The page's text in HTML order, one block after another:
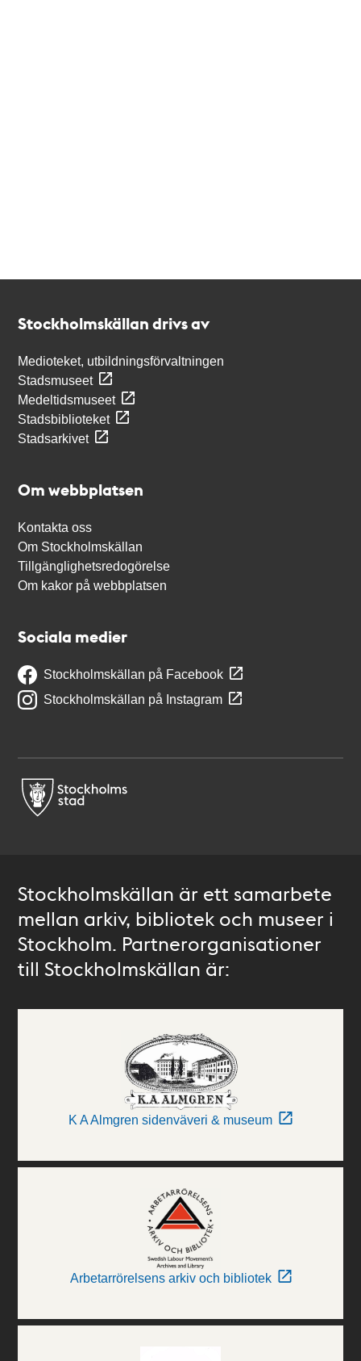
Stockholmskällan drivs av
Medioteket, utbildningsförvaltningen
Stadsmuseet
Medeltidsmuseet
Stadsbiblioteket
Stadsarkivet
Om webbplatsen
Kontakta oss
Om Stockholmskällan
Tillgänglighetsredogörelse
Om kakor på webbplatsen
Sociala medier
Stockholmskällan på Facebook
Stockholmskällan på Instagram
Stockholmskällan är ett samarbete
mellan arkiv, bibliotek och museer i
Stockholm. Partnerorganisationer
till Stockholmskällan är:
K A Almgren sidenväveri & museum
Arbetarrörelsens arkiv och bibliotek